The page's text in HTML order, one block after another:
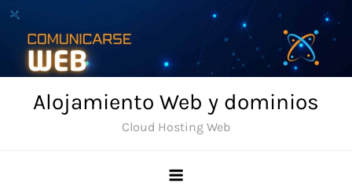
Skip
content
Alojamiento Web y dominios
Cloud Hosting Web